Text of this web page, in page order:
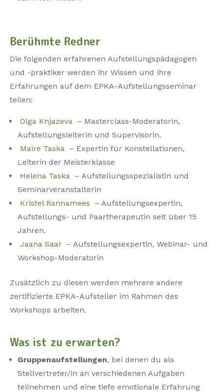
Berühmte Redner
Die folgenden erfahrenen Aufstellungspädagogen
und -praktiker werden ihr Wissen und ihre
Erfahrungen auf dem EPKA-Aufstellungsseminar
teilen:
Olga Knjazeva – Masterclass-Moderatorin,
Aufstellungsleiterin und Supervisorin.
Maire Taska – Expertin für Konstellationen,
Leiterin der Meisterklasse
Helena Taska – Aufstellungsspezialistin und
Seminarveranstalterin
Kristel Rannamees – Aufstellungsexpertin,
Aufstellungs- und Paartherapeutin seit über 15
Jahren.
Jaana Saar – Aufstellungsexpertin, Webinar- und
Workshop-Moderatorin
Zusätzlich zu diesen werden mehrere andere
zertifizierte EPKA-Aufsteller im Rahmen des
Workshops arbeiten.
Was ist zu erwarten?
Gruppenaufstellungen, bei denen du als
Stellvertreter/in an verschiedenen Aufgaben
teilnehmen und eine tiefe emotionale Erfahrung